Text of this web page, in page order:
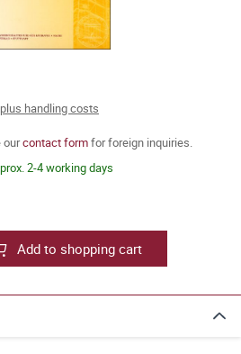
handling costs
ourcontact formfor foreign inquiries.
2-4 working days
Add to shopping cart